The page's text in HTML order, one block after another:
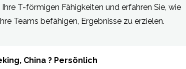
T-förmigen Fähigkeiten und erfahren Sie, wie
Teams befähigen, Ergebnisse zu erzielen.
China ? Persönlich